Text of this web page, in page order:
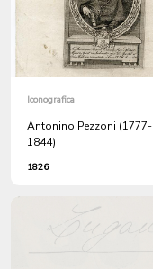
Iconografica
Antonino Pezzoni (1777-
1844)
1826